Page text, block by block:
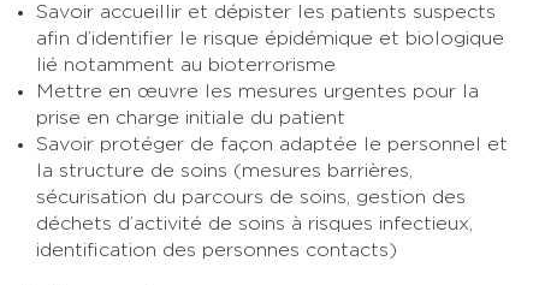
Savoir accueillir et dépister les patients suspects
afin d’identifier le risque épidémique et biologique
lié notamment au bioterrorisme
Mettre en œuvre les mesures urgentes pour la
prise en charge initiale du patient
Savoir protéger de façon adaptée le personnel et
la structure de soins (mesures barrières,
sécurisation du parcours de soins, gestion des
déchets d’activité de soins à risques infectieux,
identification des personnes contacts)